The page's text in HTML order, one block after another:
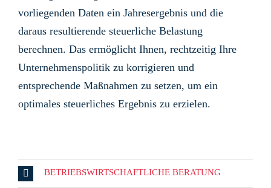
vorliegenden Daten ein Jahresergebnis und die
daraus resultierende steuerliche Belastung
berechnen. Das ermöglicht Ihnen, rechtzeitig Ihre
Unternehmenspolitik zu korrigieren und
entsprechende Maßnahmen zu setzen, um ein
optimales steuerliches Ergebnis zu erzielen.
BETRIEBSWIRTSCHAFTLICHE BERATUNG